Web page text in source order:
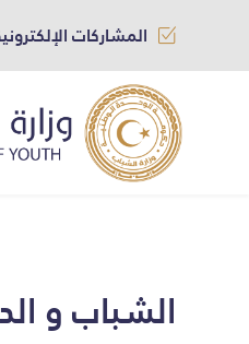
المشاركات
الشباب و